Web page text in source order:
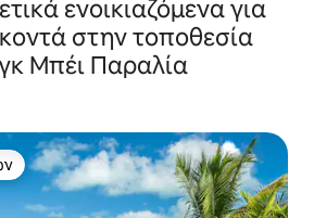
ενοικιαζόμενα για
στην τοποθεσία
Μπέι Παραλία